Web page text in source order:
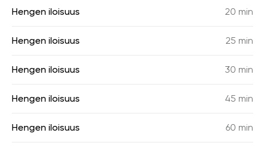
Hengen iloisuus 20 min
Hengen iloisuus 25 min
Hengen iloisuus 30 min
Hengen iloisuus 45 min
Hengen iloisuus 60 min